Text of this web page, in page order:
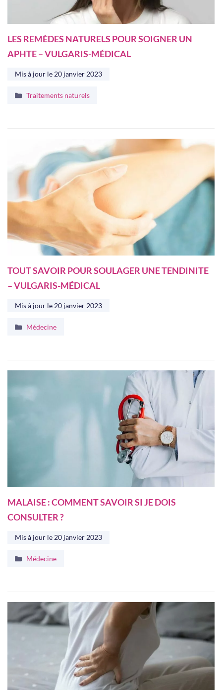
LES REMÈDES NATURELS POUR SOIGNER UN
APHTE – VULGARIS-MÉDICAL
Mis à jour le 20 janvier 2023
Catégories
Traitements naturels
TOUT SAVOIR POUR SOULAGER UNE TENDINITE
– VULGARIS-MÉDICAL
Mis à jour le 20 janvier 2023
Catégories
Médecine
MALAISE : COMMENT SAVOIR SI JE DOIS
CONSULTER ?
Mis à jour le 20 janvier 2023
Catégories
Médecine